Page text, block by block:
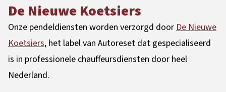
De Nieuwe Koetsiers
Onze pendeldiensten worden verzorgd door De Nieuwe
Koetsiers, het label van Autoreset dat gespecialiseerd
is in professionele chauffeursdiensten door heel
Nederland.